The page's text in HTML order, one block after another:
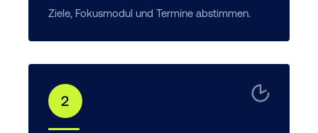
Ziele, Fokusmodul und Termine abstimmen.
2